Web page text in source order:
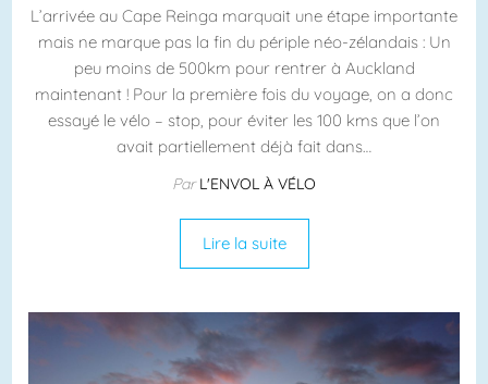
L’arrivée au Cape Reinga marquait une étape importante
mais ne marque pas la fin du périple néo-zélandais : Un
peu moins de 500km pour rentrer à Auckland
maintenant ! Pour la première fois du voyage, on a donc
essayé le vélo – stop, pour éviter les 100 kms que l’on
avait partiellement déjà fait dans…
ParL'ENVOL À VÉLO
Lire la suite